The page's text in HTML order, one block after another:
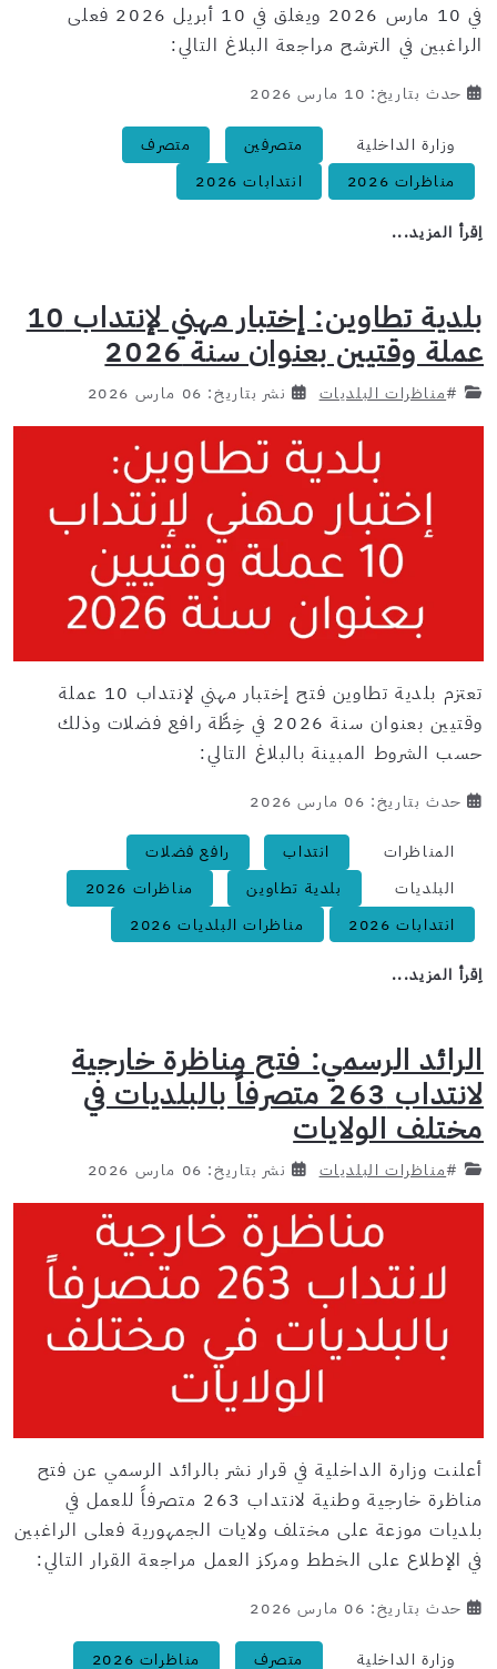
في 10 مارس 2026 ويغلق في 10 أبريل 2026 فعلى
الراغبين في الترشح مراجعة البلاغ التالي:
حدث بتاريخ: 10 مارس 2026
وزارة الداخلية متصرفين
متصرف
مناظرات 2026
انتدابات 2026
اِقرأ المزيد...
بلدية تطاوين: إختبار مهني لإنتداب 10
عملة وقتيين بعنوان سنة 2026
#مناظرات البلديات نشر بتاريخ: 06 مارس 2026
تعتزم بلدية تطاوين فتح إختبار مهني لإنتداب 10 عملة
وقتيين بعنوان سنة 2026 في خِطَّة رافع فضلات وذلك
حسب الشروط المبينة بالبلاغ التالي:
حدث بتاريخ: 06 مارس 2026
المناظرات انتداب
رافع فضلات
البلديات
بلدية تطاوين
مناظرات 2026
انتدابات 2026
مناظرات البلديات 2026
اِقرأ المزيد...
الرائد الرسمي: فتح مناظرة خارجية
لانتداب 263 متصرفاً بالبلديات في
مختلف الولايات
#مناظرات البلديات نشر بتاريخ: 06 مارس 2026
أعلنت وزارة الداخلية في قرار نشر بالرائد الرسمي عن فتح
مناظرة خارجية وطنية لانتداب 263 متصرفاً للعمل في
بلديات موزعة على مختلف ولايات الجمهورية فعلى الراغبين
في الإطلاع على الخطط ومركز العمل مراجعة القرار التالي:
حدث بتاريخ: 06 مارس 2026
وزارة الداخلية متصرف مناظرات 2026